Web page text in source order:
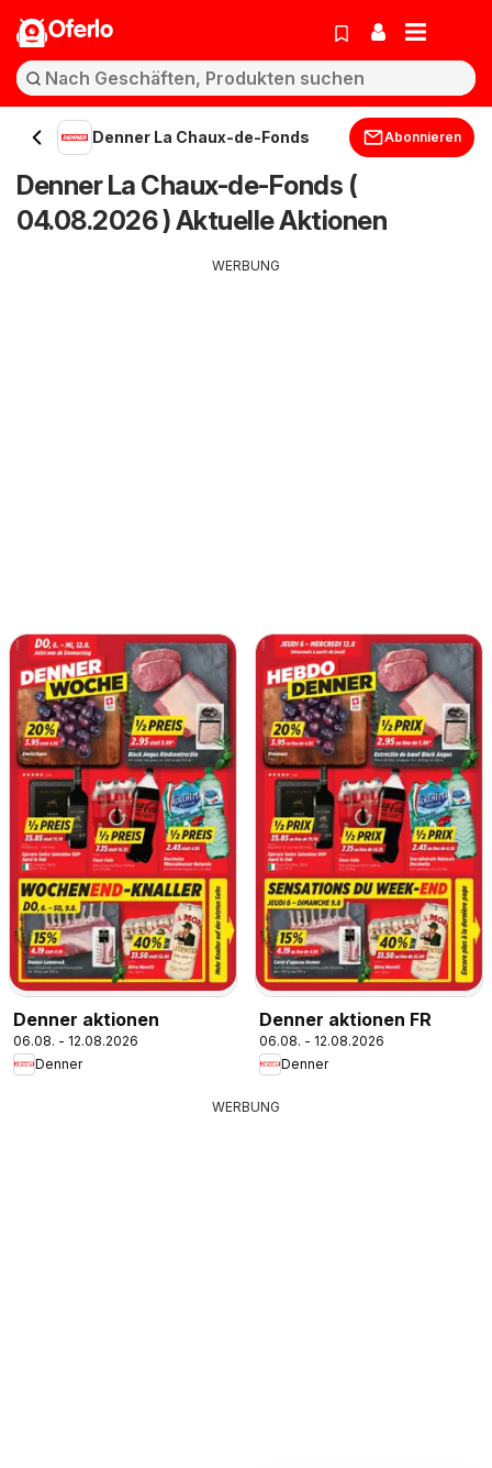
Oferlo
Denner La Chaux-de-Fonds Abonnieren
Denner La Chaux-de-Fonds (
04.08.2026 ) Aktuelle Aktionen
WERBUNG
Denner aktionen
06.08. - 12.08.2026
Denner
Denner aktionen FR
06.08. - 12.08.2026
Denner
WERBUNG